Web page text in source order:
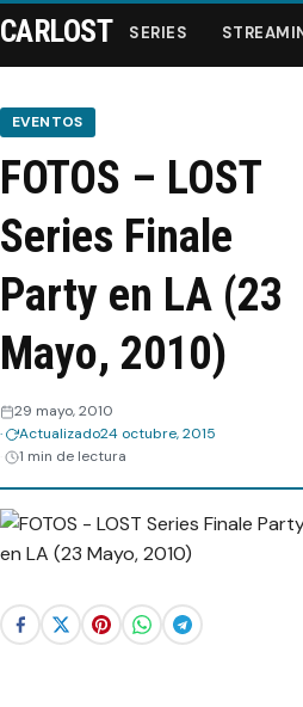
Series
Streaming
Recomendaciones
Videos
Webisodios
CARLOST SERIES
EVENTOS
FOTOS – LOST
Series Finale
Party en LA (23
Mayo, 2010)
29 mayo, 2010
Actualizado24 octubre, 2015
1 min de lectura